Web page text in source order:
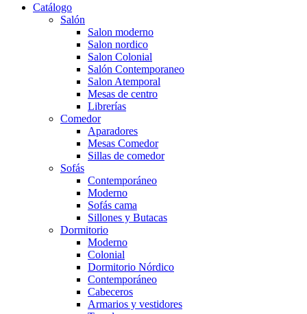
Catálogo
Salón
Salon moderno
Salon nordico
Salon Colonial
Salón Contemporaneo
Salon Atemporal
Mesas de centro
Librerías
Comedor
Aparadores
Mesas Comedor
Sillas de comedor
Sofás
Contemporáneo
Moderno
Sofás cama
Sillones y Butacas
Dormitorio
Moderno
Colonial
Dormitorio Nórdico
Contemporáneo
Cabeceros
Armarios y vestidores